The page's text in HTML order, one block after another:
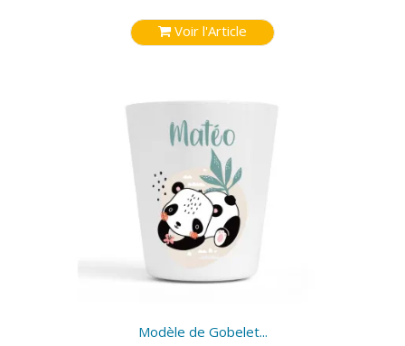
Voir l'Article
Modèle de Gobelet...